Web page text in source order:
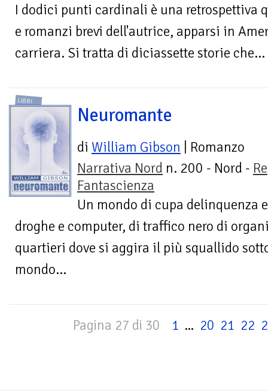
I dodici punti cardinali è una retrospettiva
e romanzi brevi dell'autrice, apparsi in
carriera. Si tratta di diciassette storie che...
LIBRI
Neuromante
di William Gibson | Romanzo
Narrativa Nord n. 200 - Nord -
Fantascienza
Un mondo di cupa delinquenza
droghe e computer, di traffico nero di
quartieri dove si aggira il più squallido
mondo...
Pagina 27 di 30 1 ... 20 21 22